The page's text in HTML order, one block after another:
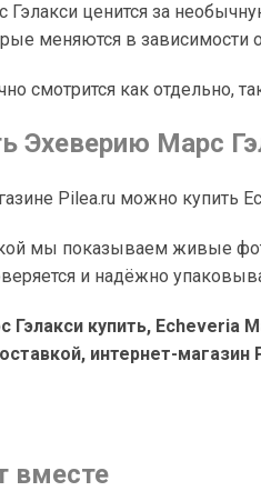
Гэлакси ценится за
меняются в зависимости
смотрится как
Эхеверию Марс
Pilea.ru можно купить
мы показываем живые
и надёжно
Гэлакси купить, Echeveria
интернет-магазин
вместе